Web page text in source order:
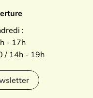
:
- 17h
/ 14h - 19h